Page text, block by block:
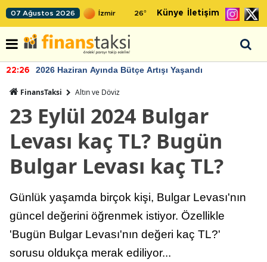
07 Ağustos 2026 26° Künye İletişim
22:26 2026 Haziran Ayında Bütçe Artışı Yaşandı
FinansTaksi Altın ve Döviz
23 Eylül 2024 Bulgar
Levası kaç TL? Bugün
Bulgar Levası kaç TL?
Günlük yaşamda birçok kişi, Bulgar Levası'nın
güncel değerini öğrenmek istiyor. Özellikle
'Bugün Bulgar Levası'nın değeri kaç TL?'
sorusu oldukça merak ediliyor...